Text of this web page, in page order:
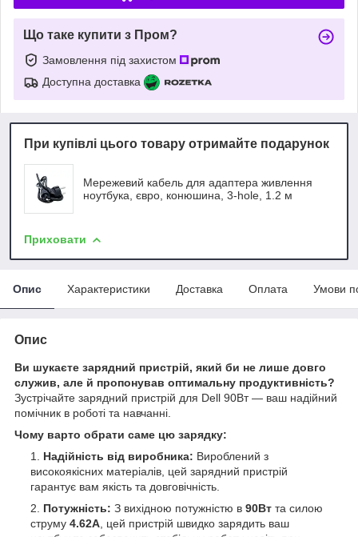
Що таке купити з Пром?
Замовлення під захистом
Доступна доставка
При купівлі цього товару отримайте подарунок
Мережевий кабель для адаптера живлення
ноутбука, євро, конюшина, 3-hole, 1.2 м
Приховати
Опис Характеристики Доставка Оплата Умови
Опис
Ви шукаєте зарядний пристрій, який би не лише довго
служив, але й пропонував оптимальну продуктивність?
Зустрічайте зарядний пристрій для Dell 90Вт — ваш надійний
помічник в роботі та навчанні.
Чому варто обрати саме цю зарядку:
Надійність від виробника: Вироблений з
високоякісних матеріалів, цей зарядний пристрій
гарантує вам якість та довговічність.
Потужність: З вихідною потужністю в 90Вт та силою
струму 4.62А , цей пристрій швидко зарядить ваш